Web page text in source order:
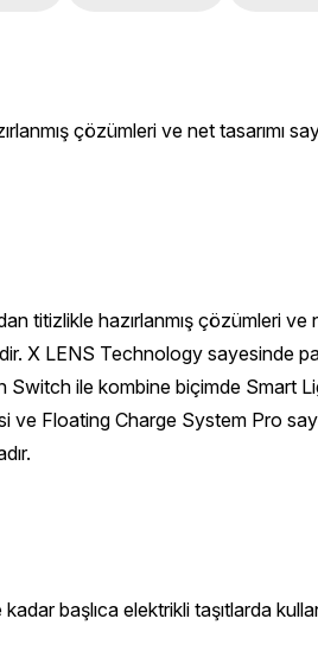
çözümleri ve net tasarımı
titizlikle hazırlanmış çözümleri
X LENS Technology sayesinde
Switch ile kombine biçimde
Floating Charge System Pro
başlıca elektrikli taşıtlarda